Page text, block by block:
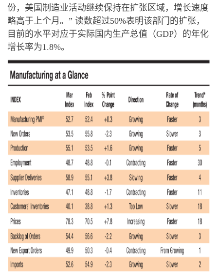
份，美国制造业活动继续保持在扩张区域，增长速度
略高于上个月。” 读数超过50%表明该部门的扩张，
目前的水平对应于实际国内生产总值（GDP）的年化
增长率为1.8%。